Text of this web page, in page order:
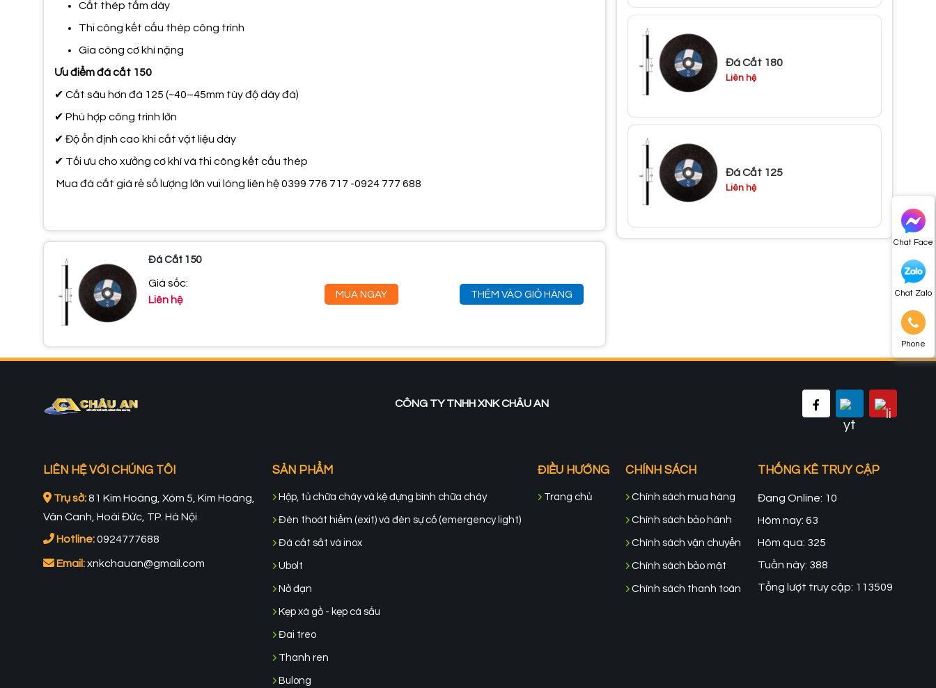
Chat Face
Chat Zalo
Phone
Cắt thép tấm dày
Thi công kết cấu thép công trình
Gia công cơ khí nặng
Ưu điểm đá cắt 150
✔ Cắt sâu hơn đá 125 (~40–45mm tùy độ dày đá)
✔ Phù hợp công trình lớn
✔ Độ ổn định cao khi cắt vật liệu dày
✔ Tối ưu cho xưởng cơ khí và thi công kết cấu thép
Mua đá cắt giá rẻ số lượng lớn vui lòng liên hệ 0399 776 717 -0924 777 688
Đá Cắt 150
Giá sốc:
Liên hệ
MUA NGAY THÊM VÀO GIỎ HÀNG
Đá Cắt 180
Liên hệ
Đá Cắt 125
Liên hệ
CÔNG TY TNHH XNK CHÂU AN
LIÊN HỆ VỚI CHÚNG TÔI
Trụ sở:81 Kim Hoàng, Xóm 5, Kim Hoàng,
Vân Canh, Hoài Đức, TP. Hà Nội
Hotline:0924777688
Email:xnkchauan@gmail.com
SẢN PHẨM
Hộp, tủ chữa cháy và kệ đựng bình chữa cháy
Đèn thoát hiểm (exit) và đèn sự cố (emergency light)
Đá cắt sắt và inox
Ubolt
Nở đạn
Kẹp xà gồ - kẹp cá sấu
Đai treo
Thanh ren
Bulong
ĐIỀU HƯỚNG
Trang chủ
CHÍNH SÁCH
Chính sách mua hàng
Chính sách bảo hành
Chính sách vận chuyển
Chính sách bảo mật
Chính sách thanh toán
THỐNG KÊ TRUY CẬP
Đang Online: 10
Hôm nay: 63
Hôm qua: 325
Tuần này: 388
Tổng lượt truy cập: 113509